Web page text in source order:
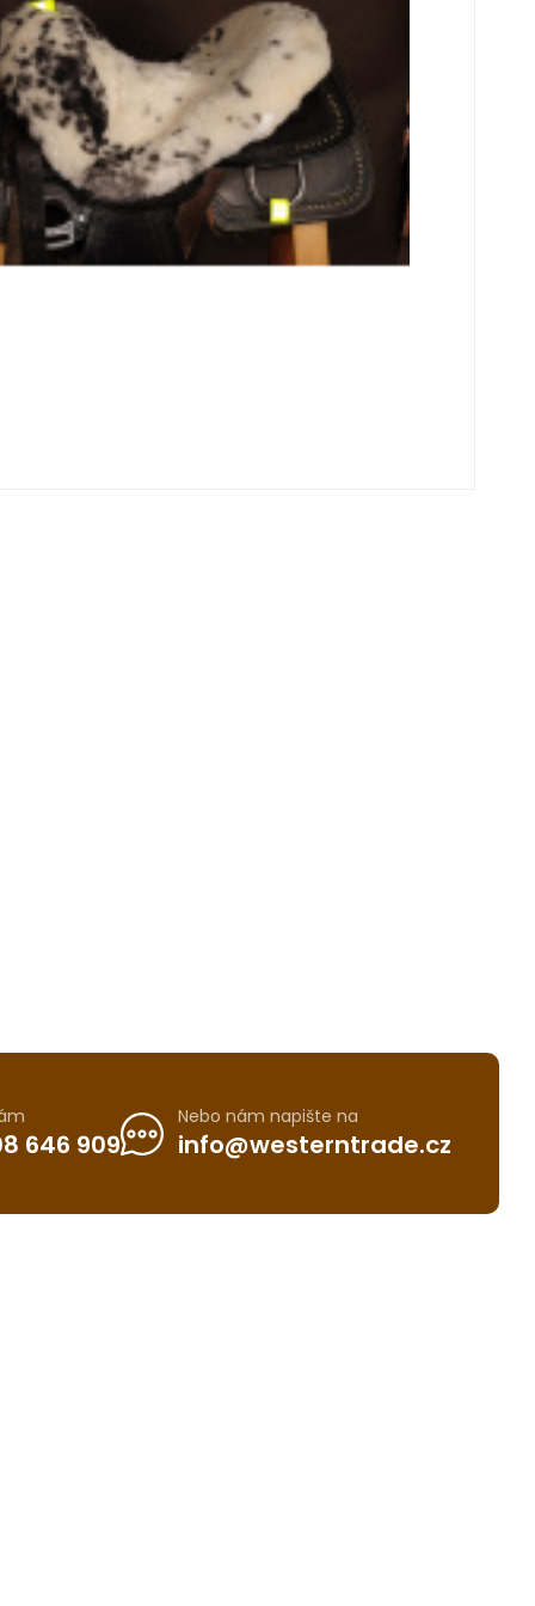
646 909
Nebo nám napište na
info@westerntrade.cz